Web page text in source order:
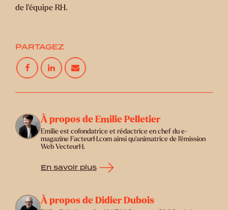
de l’équipe RH.
PARTAGEZ
À propos de Emilie Pelletier
Emilie est cofondatrice et rédactrice en chef du e-
magazine FacteurH.com ainsi qu'animatrice de l'émission
Web VecteurH.
En savoir plus
À propos de Didier Dubois